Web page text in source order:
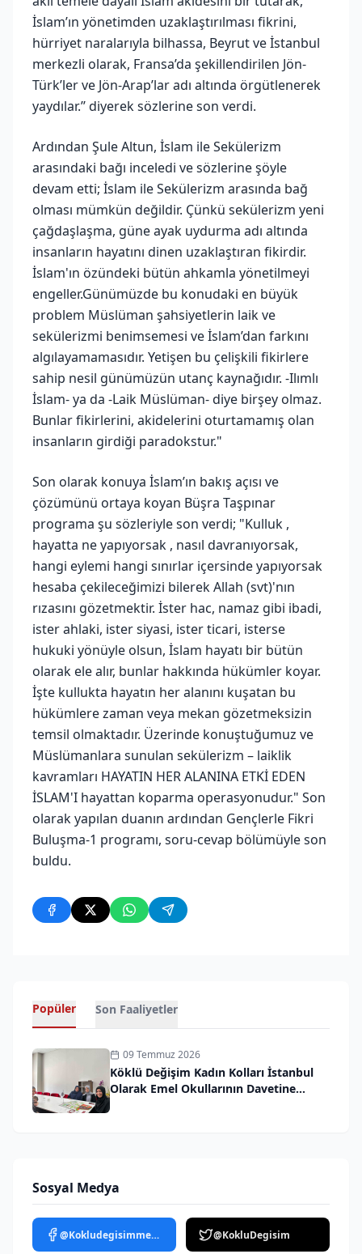
İslam’ın yönetimden uzaklaştırılması fikrini,
hürriyet naralarıyla bilhassa, Beyrut ve İstanbul
merkezli olarak, Fransa’da şekillendirilen Jön-
Türk’ler ve Jön-Arap’lar adı altında örgütlenerek
yaydılar.’’ diyerek sözlerine son verdi.
Ardından Şule Altun, İslam ile Sekülerizm
arasındaki bağı inceledi ve sözlerine şöyle
devam etti; İslam ile Sekülerizm arasında bağ
olması mümkün değildir. Çünkü sekülerizm yeni
çağdaşlaşma, güne ayak uydurma adı altında
insanların hayatını dinen uzaklaştıran fikirdir.
İslam'ın özündeki bütün ahkamla yönetilmeyi
engeller.Günümüzde bu konudaki en büyük
problem Müslüman şahsiyetlerin laik ve
sekülerizmi benimsemesi ve İslam’dan farkını
algılayamamasıdır. Yetişen bu çelişkili fikirlere
sahip nesil günümüzün utanç kaynağıdır. -Ilımlı
İslam- ya da -Laik Müslüman- diye birşey olmaz.
Bunlar fikirlerini, akidelerini oturtamamış olan
insanların girdiği paradokstur."
Son olarak konuya İslam’ın bakış açısı ve
çözümünü ortaya koyan Büşra Taşpınar
programa şu sözleriyle son verdi; "Kulluk ,
hayatta ne yapıyorsak , nasıl davranıyorsak,
hangi eylemi hangi sınırlar içersinde yapıyorsak
hesaba çekileceğimizi bilerek Allah (svt)'nın
rızasını gözetmektir. İster hac, namaz gibi ibadi,
ister ahlaki, ister siyasi, ister ticari, isterse
hukuki yönüyle olsun, İslam hayatı bir bütün
olarak ele alır, bunlar hakkında hükümler koyar.
İşte kullukta hayatın her alanını kuşatan bu
hükümlere zaman veya mekan gözetmeksizin
temsil olmaktadır. Üzerinde konuştuğumuz ve
Müslümanlara sunulan sekülerizm – laiklik
kavramları HAYATIN HER ALANINA ETKİ EDEN
İSLAM'I hayattan koparma operasyonudur." Son
olarak yapılan duanın ardından Gençlerle Fikri
Buluşma-1 programı, soru-cevap bölümüyle son
buldu.
Popüler Son Faaliyetler
09 Temmuz 2026
Köklü Değişim Kadın Kolları İstanbul
Olarak Emel Okullarının Davetine
Sosyal Medya
@Kokludegisimmedya @KokluDegisim